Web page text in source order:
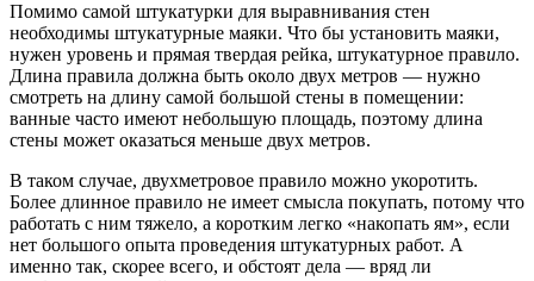
Помимо самой штукатурки для выравнивания стен
необходимы штукатурные маяки. Что бы установить маяки,
нужен уровень и прямая твердая рейка, штукатурное правило.
Длина правила должна быть около двух метров — нужно
смотреть на длину самой большой стены в помещении:
ванные часто имеют небольшую площадь, поэтому длина
стены может оказаться меньше двух метров.
В таком случае, двухметровое правило можно укоротить.
Более длинное правило не имеет смысла покупать, потому что
работать с ним тяжело, а коротким легко «накопать ям», если
нет большого опыта проведения штукатурных работ. А
именно так, скорее всего, и обстоят дела — вряд ли